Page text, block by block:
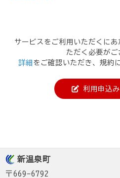
サービスをご利用いただくにあ
ただく必要がご
詳細 をご確認いただき、規約
利用申込
新温泉町
〒669-6792